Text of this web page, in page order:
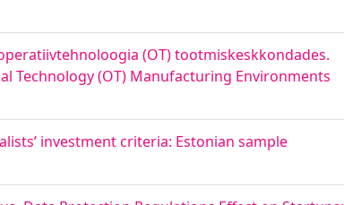
(OT) tootmiskeskkondades.
Technology (OT) Manufacturing Environments
investment criteria: Estonian sample